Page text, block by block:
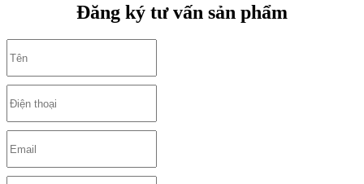
Đăng ký tư vấn sản phẩm